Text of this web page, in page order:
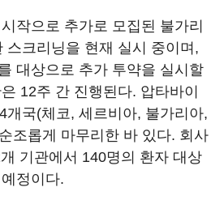
작으로 추가로 모집된 불가리
스크리닝을 현재 실시 중이며,
대상으로 추가 투약을 실시할
12주 간 진행된다. 압타바이
개국(체코, 세르비아, 불가리아,
조롭게 마무리한 바 있다. 회사
기관에서 140명의 환자 대상
정이다.